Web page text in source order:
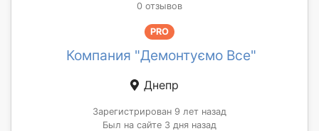
0 отзывов
PRO
Компания "Демонтуємо Все"
Днепр
Зарегистрирован 9 лет назад
Был на сайте 3 дня назад